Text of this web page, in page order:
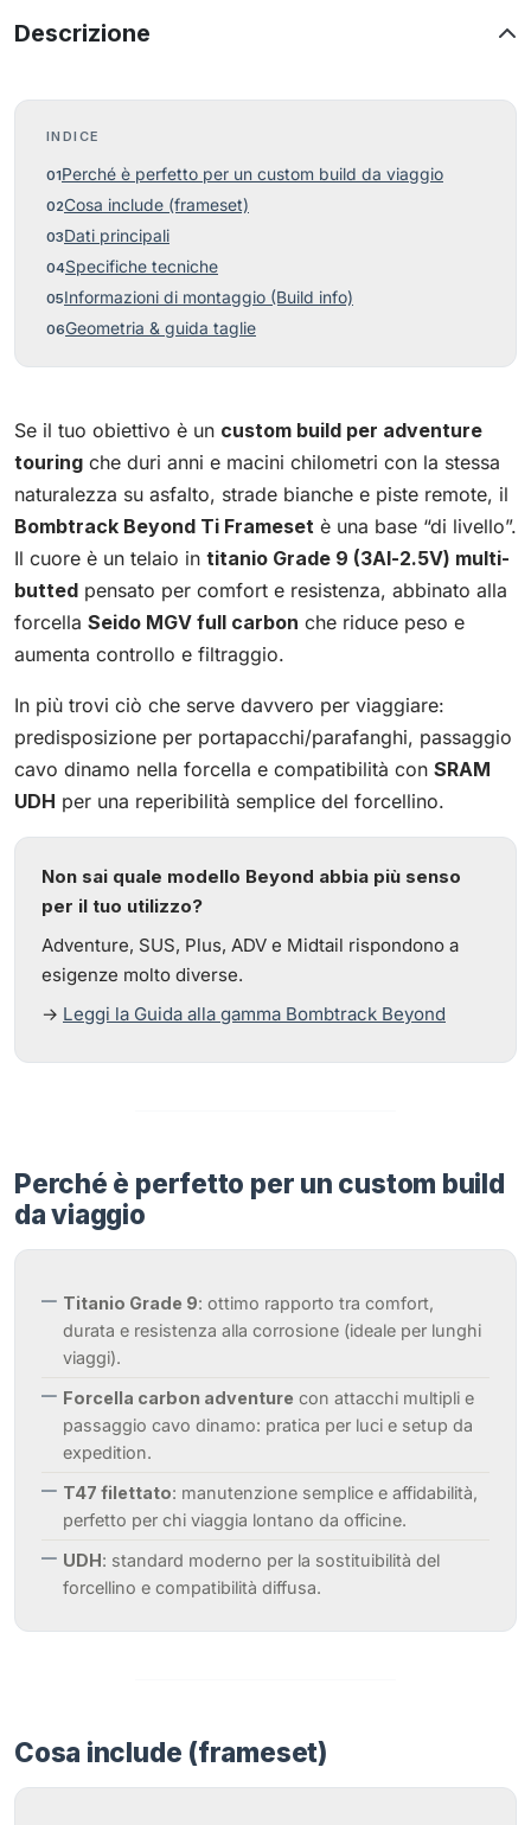
Descrizione
INDICE
Perché è perfetto per un custom build da viaggio
Cosa include (frameset)
Dati principali
Specifiche tecniche
Informazioni di montaggio (Build info)
Geometria & guida taglie
Se il tuo obiettivo è un custom build per adventure
touring che duri anni e macini chilometri con la stessa
naturalezza su asfalto, strade bianche e piste remote, il
Bombtrack Beyond Ti Frameset è una base “di livello”.
Il cuore è un telaio in titanio Grade 9 (3Al-2.5V) multi-
butted pensato per comfort e resistenza, abbinato alla
forcella Seido MGV full carbon che riduce peso e
aumenta controllo e filtraggio.
In più trovi ciò che serve davvero per viaggiare:
predisposizione per portapacchi/parafanghi, passaggio
cavo dinamo nella forcella e compatibilità con SRAM
UDH per una reperibilità semplice del forcellino.
Non sai quale modello Beyond abbia più senso
per il tuo utilizzo?
Adventure, SUS, Plus, ADV e Midtail rispondono a
esigenze molto diverse.
→ Leggi la Guida alla gamma Bombtrack Beyond
Perché è perfetto per un custom build
da viaggio
Titanio Grade 9: ottimo rapporto tra comfort,
durata e resistenza alla corrosione (ideale per lunghi
viaggi).
Forcella carbon adventure con attacchi multipli e
passaggio cavo dinamo: pratica per luci e setup da
expedition.
T47 filettato: manutenzione semplice e affidabilità,
perfetto per chi viaggia lontano da officine.
UDH: standard moderno per la sostituibilità del
forcellino e compatibilità diffusa.
Cosa include (frameset)